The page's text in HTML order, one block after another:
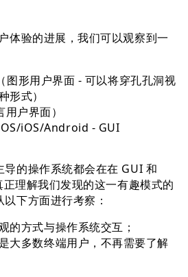
体验的进展，我们可以观察到⼀
图形⽤户界⾯ - 可以将穿孔孔洞视
形式）
户界⾯）
iOS/Android - GUI
的操作系统都会在在 GUI 和
理解我们发现的这⼀有趣模式的
下⽅⾯进⾏考察：
的⽅式与操作系统交互；
⼤多数终端⽤户，不再需要了解